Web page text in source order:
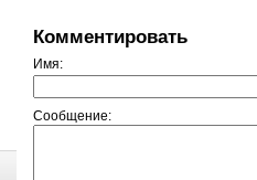
Комментировать
Имя:
Сообщение: